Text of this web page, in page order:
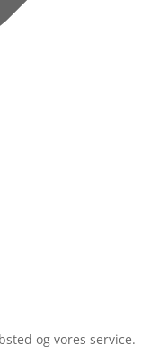
og vores service.